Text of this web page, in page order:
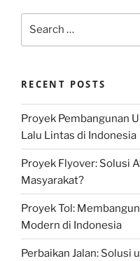
RECENT POSTS
Proyek Pembangunan
Lalu Lintas di Indonesia
Proyek Flyover: Solusi
Masyarakat?
Proyek Tol:
Modern di Indonesia
Perbaikan Jalan: Solusi